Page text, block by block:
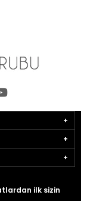
ilk sizin